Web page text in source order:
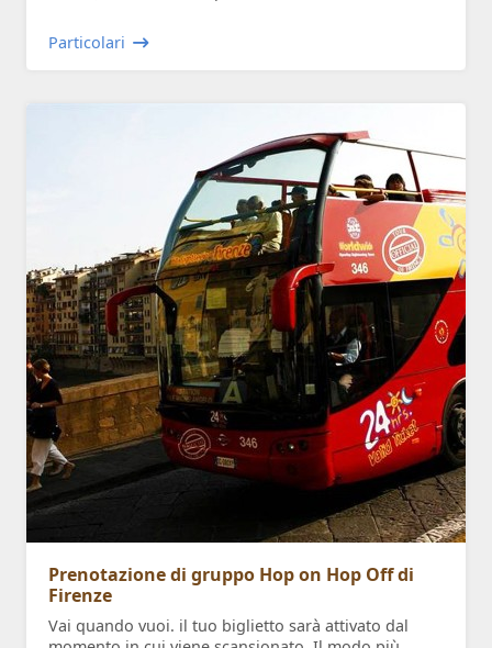
Particolari
Prenotazione di gruppo Hop on Hop Off di
Firenze
Vai quando vuoi. il tuo biglietto sarà attivato dal